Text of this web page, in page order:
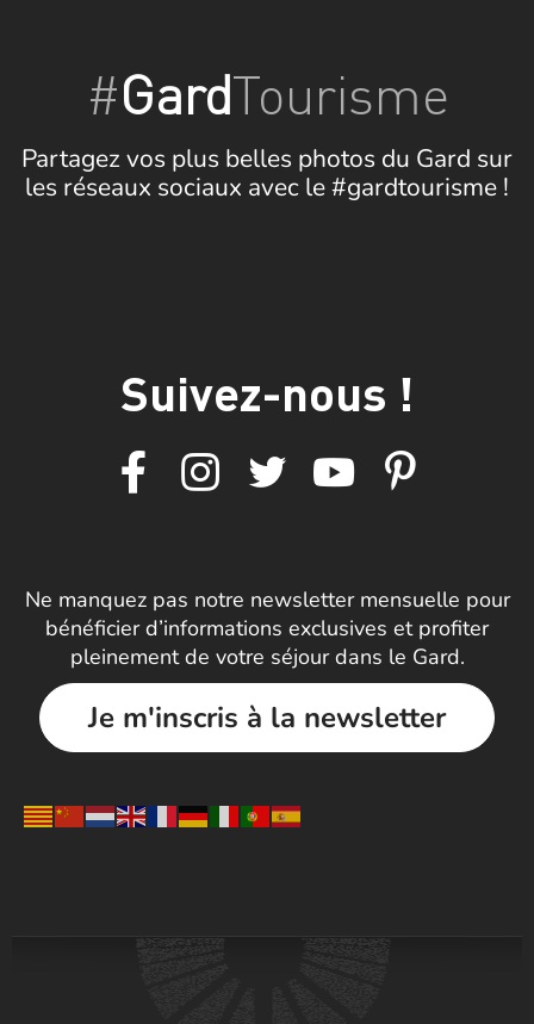
#GardTourisme
Partagez vos plus belles photos du Gard sur
les réseaux sociaux avec le #gardtourisme !
Suivez-nous !
Ne manquez pas notre newsletter mensuelle pour
bénéficier d’informations exclusives et profiter
pleinement de votre séjour dans le Gard.
Je m'inscris à la newsletter